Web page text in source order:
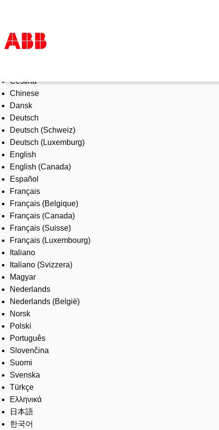
Products & Solutions
Industries
Services
About us
Where to buy
Contact us
Careers
Čeština
Chinese
Dansk
Deutsch
Deutsch (Schweiz)
Deutsch (Luxemburg)
English
English (Canada)
Español
Français
Français (Belgique)
Français (Canada)
Français (Suisse)
Français (Luxembourg)
Italiano
Italiano (Svizzera)
Magyar
Nederlands
Nederlands (België)
Norsk
Polski
Português
Slovenčina
Suomi
Svenska
Türkçe
Ελληνικά
日本語
한국어